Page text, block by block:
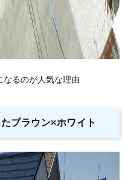
なるのが人気な理由
ブラウン×ホワイト